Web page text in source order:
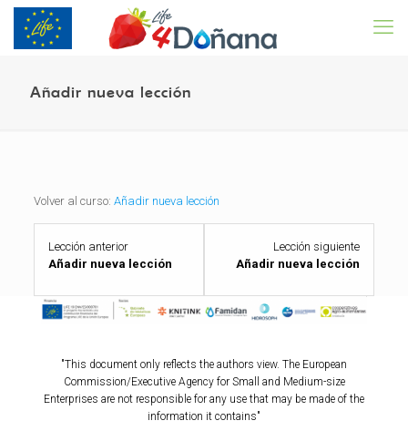
Añadir nueva lección
Volver al curso: Añadir nueva lección
Lección anterior
Añadir nueva lección
section
.
Lección siguiente
Añadir nueva lección
Lesson
4
section
.
"This document only reflects the authors view. The European
Commission/Executive Agency for Small and Medium-size
Enterprises are not responsible for any use that may be made of the
information it contains"